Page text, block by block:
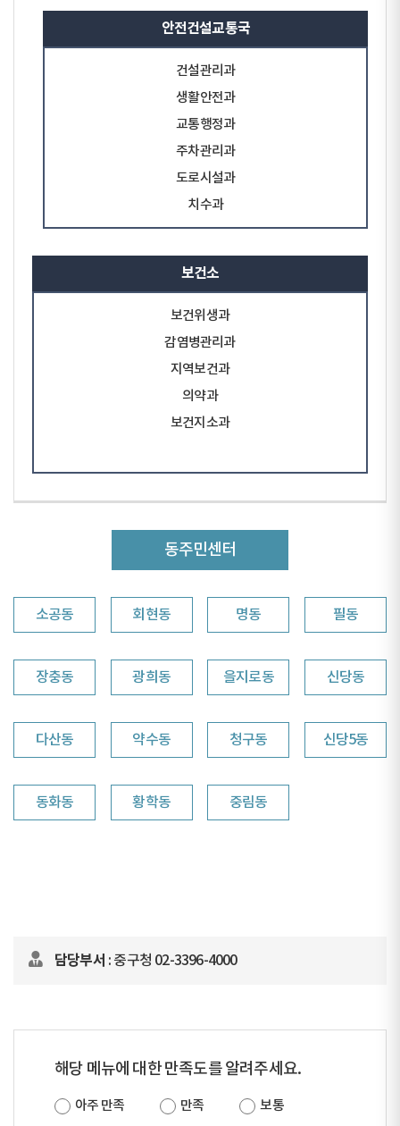
안전건설교통국
건설관리과
생활안전과
교통행정과
주차관리과
도로시설과
치수과
보건소
보건위생과
감염병관리과
지역보건과
의약과
보건지소과
동주민센터
소공동 회현동 명동 필동
장충동 광희동 을지로동 신당동
다산동 약수동 청구동 신당5동
동화동 황학동 중림동
담당부서 : 중구청 02-3396-4000
해당 메뉴에 대한 만족도를 알려주세요.
아주 만족 만족
보통